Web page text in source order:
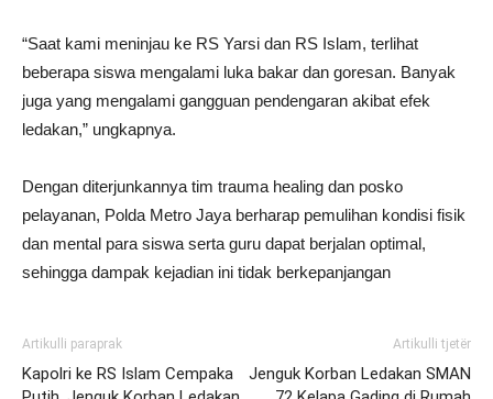
“Saat kami meninjau ke RS Yarsi dan RS Islam, terlihat
beberapa siswa mengalami luka bakar dan goresan. Banyak
juga yang mengalami gangguan pendengaran akibat efek
ledakan,” ungkapnya.
Dengan diterjunkannya tim trauma healing dan posko
pelayanan, Polda Metro Jaya berharap pemulihan kondisi fisik
dan mental para siswa serta guru dapat berjalan optimal,
sehingga dampak kejadian ini tidak berkepanjangan
Artikulli paraprak
Kapolri ke RS Islam Cempaka
Artikulli tjetër
Jenguk Korban Ledakan SMAN